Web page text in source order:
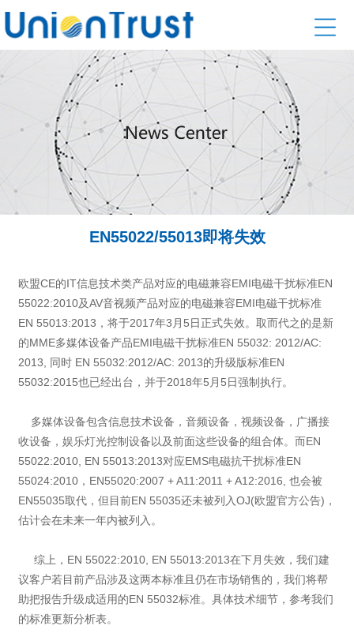
EN55022/55013即将失效
欧盟CE的IT信息技术类产品对应的电磁兼容EMI电磁干扰标准EN
55022:2010及AV音视频产品对应的电磁兼容EMI电磁干扰标准
EN 55013:2013，将于2017年3月5日正式失效。取而代之的是新
的MME多媒体设备产品EMI电磁干扰标准EN 55032: 2012/AC:
2013, 同时 EN 55032:2012/AC: 2013的升级版标准EN
55032:2015也已经出台，并于2018年5月5日强制执行。
多媒体设备包含信息技术设备，音频设备，视频设备，广播接
收设备，娱乐灯光控制设备以及前面这些设备的组合体。而EN
55022:2010, EN 55013:2013对应EMS电磁抗干扰标准EN
55024:2010，EN55020:2007 + A11:2011 + A12:2016, 也会被
EN55035取代，但目前EN 55035还未被列入OJ(欧盟官方公告)，
估计会在未来一年内被列入。
综上，EN 55022:2010, EN 55013:2013在下月失效，我们建
议客户若目前产品涉及这两本标准且仍在市场销售的，我们将帮
助把报告升级成适用的EN 55032标准。具体技术细节，参考我们
的标准更新分析表。